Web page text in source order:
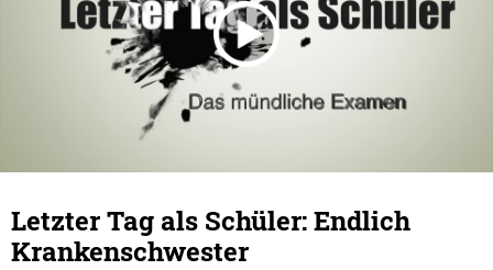
Letzter Tag als Schüler: Endlich
Krankenschwester